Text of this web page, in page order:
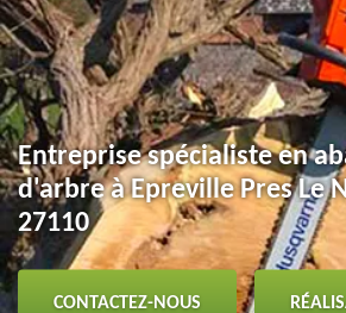
Entreprise spécialiste en
d'arbre à Epreville Pres Le
27110
CONTACTEZ-NOUS